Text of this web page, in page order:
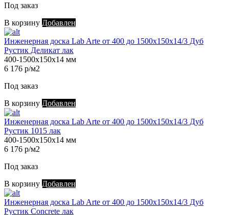
Под заказ
В корзину Добавлен
Инженерная доска Lab Arte от 400 до 1500х150х14/3 Дуб
Рустик Деликат лак
400-1500х150х14 мм
6 176 р/м2
Под заказ
В корзину Добавлен
Инженерная доска Lab Arte от 400 до 1500х150х14/3 Дуб
Рустик 1015 лак
400-1500х150х14 мм
6 176 р/м2
Под заказ
В корзину Добавлен
Инженерная доска Lab Arte от 400 до 1500х150х14/3 Дуб
Рустик Concrete лак